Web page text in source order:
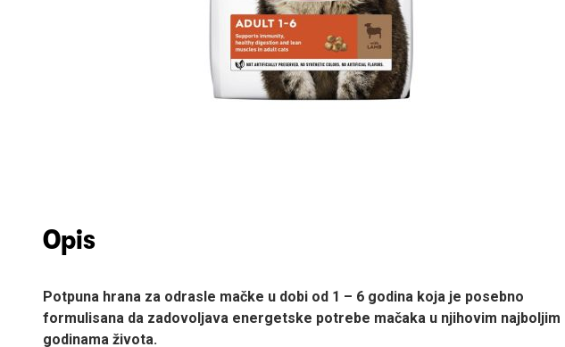
Opis
Potpuna hrana za odrasle mačke u dobi od 1 – 6 godina koja je posebno
formulisana da zadovoljava energetske potrebe mačaka u njihovim najboljim
godinama života.